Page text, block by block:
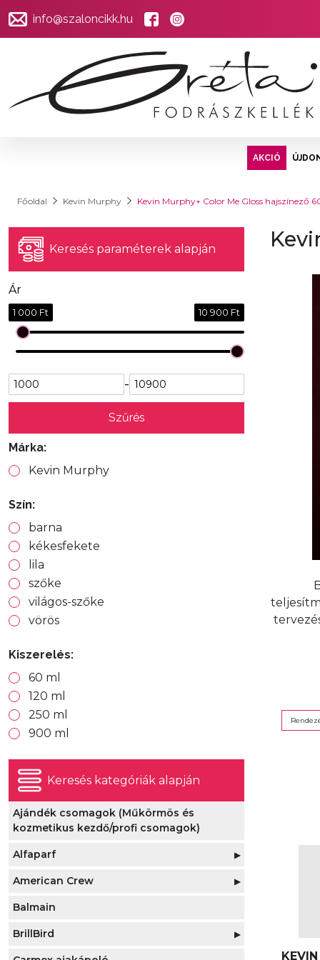
info@szaloncikk.hu
AKCIÓ
Főoldal Kevin Murphy Kevin Murphy+ Color Me Gloss hajszínező
Keresés paraméterek alapján
Ár
1 000 Ft 10 900 Ft
-
Szűrés
Márka:
Kevin Murphy
Szín:
barna
kékesfekete
lila
szőke
világos-szőke
vörös
Kiszerelés:
60 ml
120 ml
250 ml
900 ml
Keresés kategóriák alapján
Ajándék csomagok (Műkörmös és
kozmetikus kezdő/profi csomagok)
Alfaparf ▶
Alfaparf Evolution Hajfesték ▶
Alfaparf Oxid'o Stabilized Peroxide
Alfaparf Revolution Hajfesték
American Crew ▶
American Crew 3in1 (tusfürdő, sampon,
Balmain
BrillBird ▶